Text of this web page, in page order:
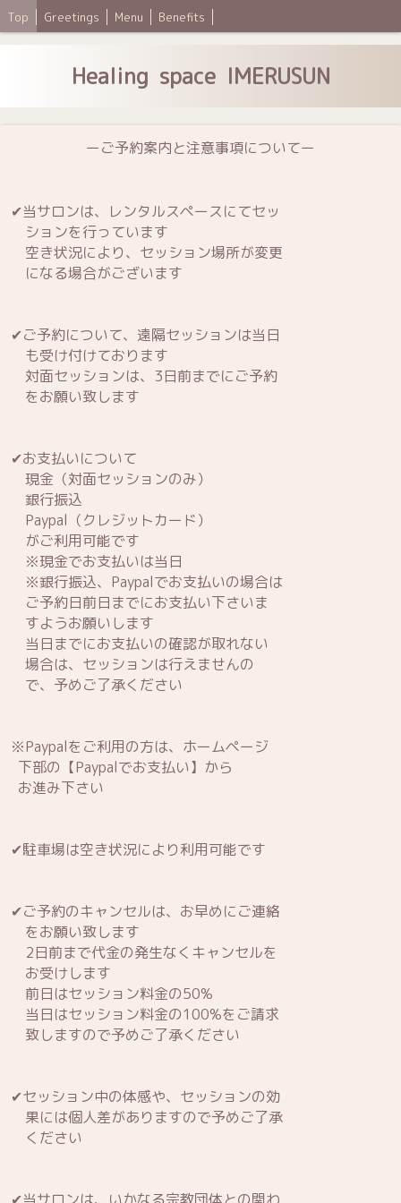
Top Greetings Menu Benefits
Healing space IMERUSUN
ーご予約案内と注意事項についてー
✔当サロンは、レンタルスペースにてセッ
ションを行っています
空き状況により、セッション場所が変更
になる場合がございます
✔ご予約について、遠隔セッションは当日
も受け付けております
対面セッションは、3日前までにご予約
をお願い致します
✔お支払いについて
現金（対面セッションのみ）
銀行振込
Paypal（クレジットカード）
がご利用可能です
※現金でお支払いは当日
※銀行振込、Paypalでお支払いの場合は
ご予約日前日までにお支払い下さいま
すようお願いします
当日までにお支払いの確認が取れない
場合は、セッションは行えませんの
で、予めご了承ください
※Paypalをご利用の方は、ホームページ
下部の【Paypalでお支払い】から
お進み下さい
✔駐車場は空き状況により利用可能です
✔ご予約のキャンセルは、お早めにご連絡
をお願い致します
2日前まで代金の発生なくキャンセルを
お受けします
前日はセッション料金の50%
当日はセッション料金の100%をご請求
致しますので予めご了承ください
✔セッション中の体感や、セッションの効
果には個人差がありますので予めご了承
ください